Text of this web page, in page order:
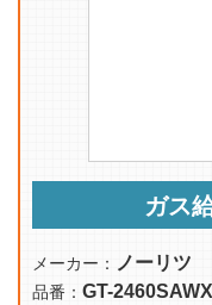
ガス
メーカー： ノーリツ
品番： GT-